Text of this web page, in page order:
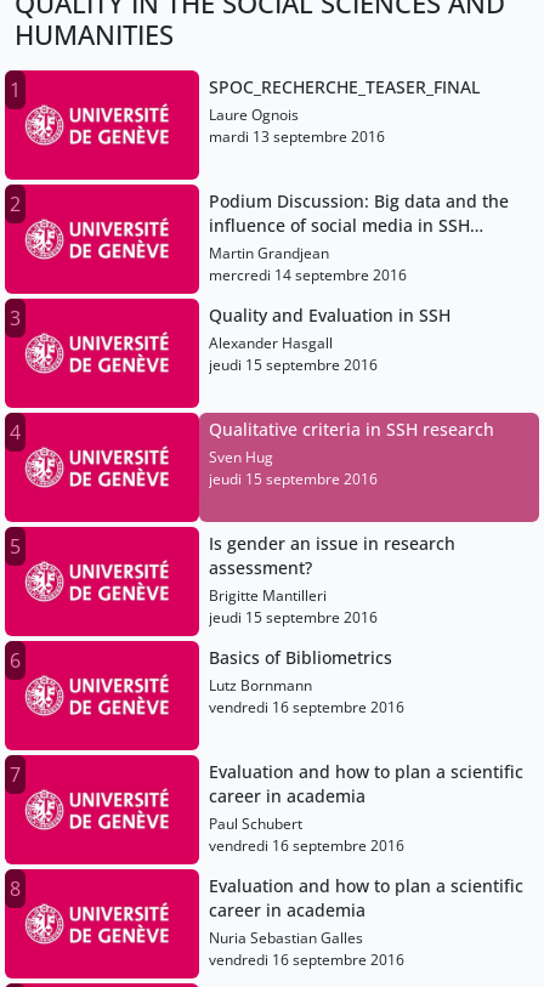
HUMANITIES
1 SPOC_RECHERCHE_TEASER_FINAL
Laure Ognois
mardi 13 septembre 2016
2
Podium Discussion: Big data and the
influence of social media in SSH
research assessment
Martin Grandjean
mercredi 14 septembre 2016
3 Quality and Evaluation in SSH
Alexander Hasgall
jeudi 15 septembre 2016
4 Qualitative criteria in SSH research
Sven Hug
jeudi 15 septembre 2016
5
Is gender an issue in research
assessment?
Brigitte Mantilleri
jeudi 15 septembre 2016
6 Basics of Bibliometrics
Lutz Bornmann
vendredi 16 septembre 2016
7
Evaluation and how to plan a scientific
career in academia
Paul Schubert
vendredi 16 septembre 2016
8
Evaluation and how to plan a scientific
career in academia
Nuria Sebastian Galles
vendredi 16 septembre 2016